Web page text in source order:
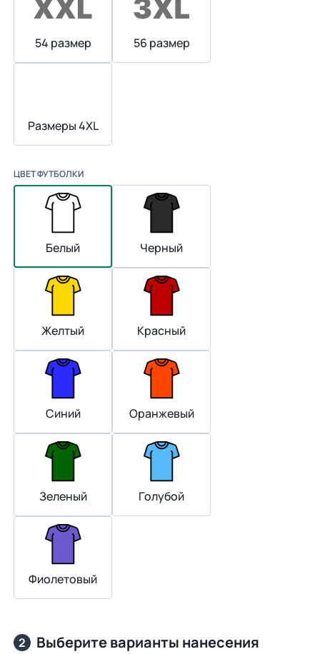
54 размер 56 размер
Размеры 4XL
ЦВЕТ ФУТБОЛКИ
Белый Черный
Желтый Красный
Синий Оранжевый
Зеленый Голубой
Фиолетовый
2 Выберите варианты нанесения